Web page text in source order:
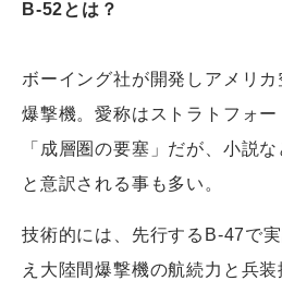
B-52とは？
ボーイング社が開発しアメリ
爆撃機。愛称はストラトフォ
「成層圏の要塞」だが、小説
と意訳される事も多い。
技術的には、先行するB-47で
え大陸間爆撃機の航続力と兵